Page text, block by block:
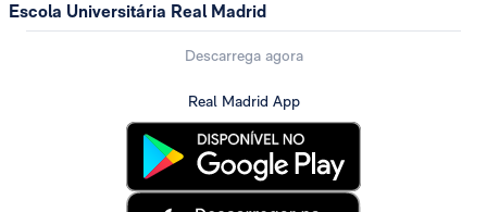
Escola Universitária Real Madrid
Descarrega agora
Real Madrid App